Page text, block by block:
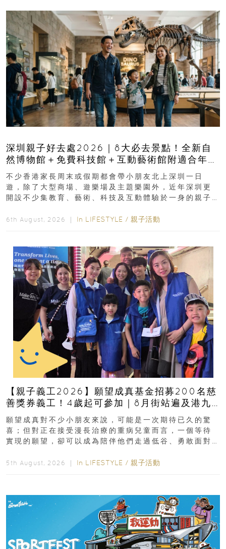
深圳親子好去處2026｜8大必去景點！全新自
然博物館＋免費科技館＋互動藝術館附適合年
齡、交通、門票、開放時間
不少香港家長周末或假期都會帶小朋友北上深圳一日
遊，除了大型商場、遊樂場及主題樂園外，近年深圳更
開設不少集教育、藝術、科技及互動體驗於一身的親子
6th August, 2026 ｜ In LIFESTYLE / 親子活動
【親子義工2026】願望成真基金招募200名慈
善獎券義工！4歲起可參加｜8月街站遍及港九
新界
願望成真對不少小朋友來說，可能是一次期待已久的驚
喜；但對正在接受漫長治療的重病兒童而言，一個等待
實現的願望，卻可以成為陪伴他們走過低谷、勇敢面對
5th August, 2026 ｜ In LIFESTYLE / 親子活動